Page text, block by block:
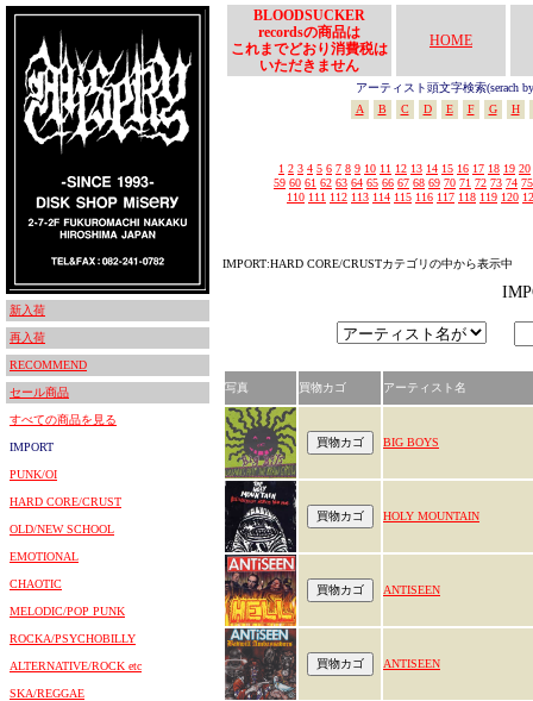
新入荷
再入荷
RECOMMEND
セール商品
すべての商品を見る
IMPORT
PUNK/OI
HARD CORE/CRUST
OLD/NEW SCHOOL
EMOTIONAL
CHAOTIC
MELODIC/POP PUNK
ROCKA/PSYCHOBILLY
ALTERNATIVE/ROCK etc
SKA/REGGAE
BLOODSUCKER
recordsの商品は
これまでどおり消費税は
いただきません
HOME
アーティスト頭文字検索(serach
A
B C D E F G H
1 2 3 4 5 6 7 8 9 10 11 12 13 14 15 16 17 18 19 20
59 60 61 62 63 64 65 66 67 68 69 70 71 72 73 74 75
110 111 112 113 114 115 116 117 118 119 120
IMPORT:HARD CORE/CRUSTカテゴリの中から表示中
写真 買物カゴ アーティスト名
BIG BOYS
HOLY MOUNTAIN
ANTISEEN
ANTISEEN